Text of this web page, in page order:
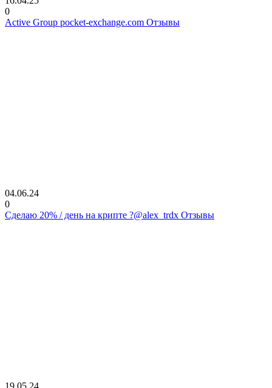
0
Active Group pocket-exchange.com Отзывы
04.06.24
0
Сделаю 20% / день на крипте ?@alex_trdx Отзывы
19.05.24